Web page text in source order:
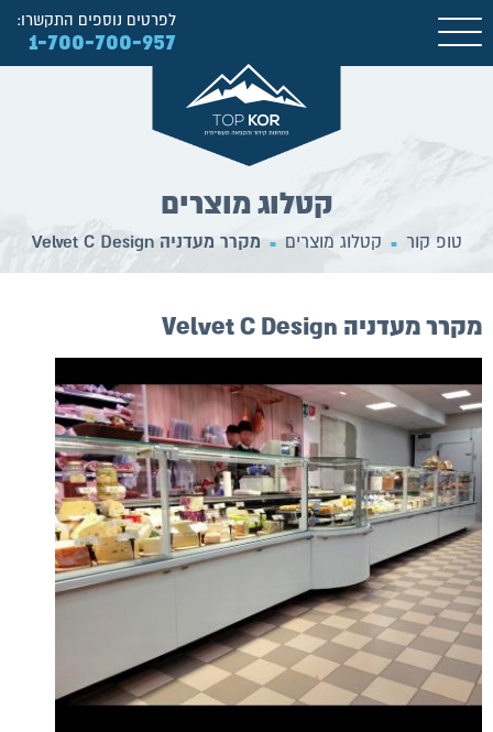
לפרטים נוספים התקשרו:
1-700-700-957
קטלוג מוצרים
טופ קור ■ קטלוג מוצרים ■ מקרר מעדניה Velvet C Design
מקרר מעדניה Velvet C Design